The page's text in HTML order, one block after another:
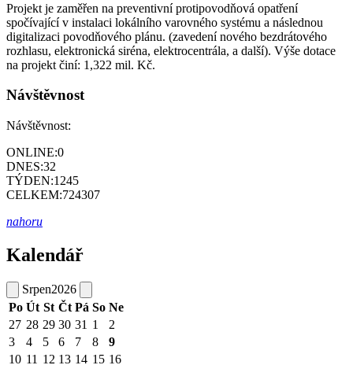
Projekt je zaměřen na preventivní protipovodňová opatření
spočívající v instalaci lokálního varovného systému a následnou
digitalizaci povodňového plánu. (zavedení nového bezdrátového
rozhlasu, elektronická siréna, elektrocentrála, a další). Výše dotace
na projekt činí: 1,322 mil. Kč.
Návštěvnost
Návštěvnost:
ONLINE:0
DNES:32
TÝDEN:1245
CELKEM:724307
nahoru
Kalendář
Srpen2026
Po Út St Čt Pá So Ne
27 28 29 30 31 1
2
3
4 5 6 7 8
9
10 11 12 13 14 15 16